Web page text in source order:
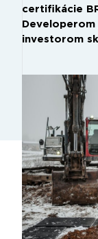
certifikácie
investorom